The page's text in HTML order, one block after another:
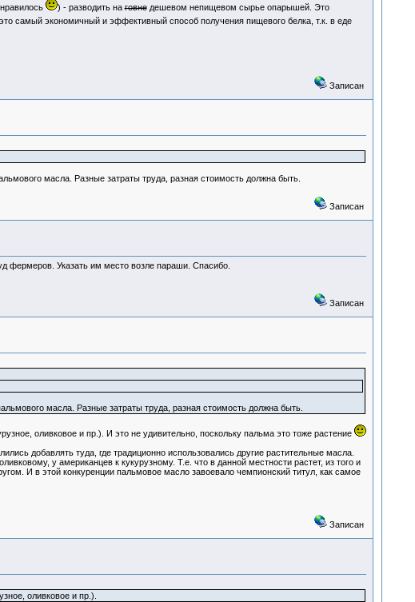
) - разводить наговнедешевом непищевом сырье опарышей. Это
самый экономичный и эффективный способ получения пищевого белка, т.к. в еде
Записан
масла. Разные затраты труда, разная стоимость должна быть.
Записан
фермеров. Указать им место возле параши. Спасибо.
Записан
масла. Разные затраты труда, разная стоимость должна быть.
оливковое и пр.). И это не удивительно, поскольку пальма это тоже растение
добавлять туда, где традиционно использовались другие растительные масла.
у американцев к кукурузному. Т.е. что в данной местности растет, из того и
И в этой конкуренции пальмовое масло завоевало чемпионский титул, как самое
Записан
оливковое и пр.).